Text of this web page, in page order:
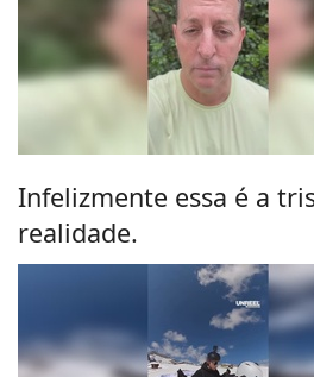
Infelizmente essa é a
realidade.